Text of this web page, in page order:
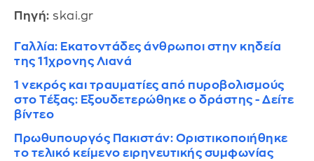
Πηγή: skai.gr
Γαλλία: Εκατοντάδες άνθρωποι στην κηδεία
της 11χρονης Λιανά
1 νεκρός και τραυματίες από πυροβολισμούς
στο Τέξας: Εξουδετερώθηκε ο δράστης - Δείτε
βίντεο
Πρωθυπουργός Πακιστάν: Οριστικοποιήθηκε
το τελικό κείμενο ειρηνευτικής συμφωνίας